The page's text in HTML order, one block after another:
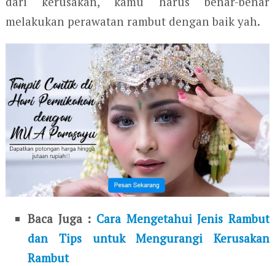
melakukan perawatan rambut dengan baik yah.
Baca Juga : Cara Mengetahui Jenis Rambut
dan Tips untuk Mengurangi Kerusakan
Rambut